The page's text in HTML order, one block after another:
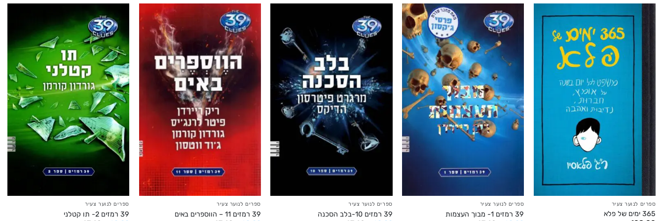
ספרים לנוער צעיר
365 ימים של פלא
ספרים לנוער צעיר
39 רמזים 1- מבוך העצמות
ספרים לנוער צעיר
39 רמזים 10-בלב הסכנה
ספרים לנוער צעיר
39 רמזים 11 – הווספרים באים
ספרים לנוער צעיר
39 רמזים 2- תו קטלני